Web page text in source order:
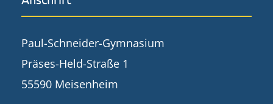
Paul-Schneider-Gymnasium
Präses-Held-Straße 1
55590 Meisenheim